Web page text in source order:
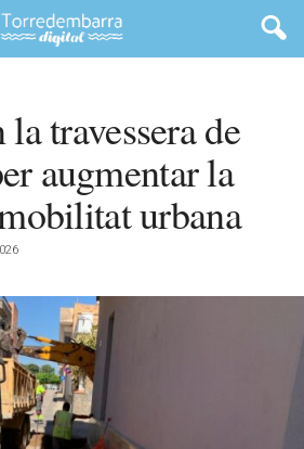
travessera de
augmentar la
urbana